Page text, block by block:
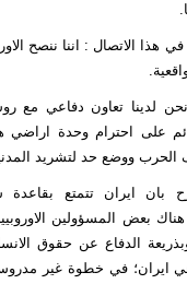
هذا الاتصال : اننا ننصح
نحن لدينا تعاون دفاعي مع
على احترام وحدة اراضي
الحرب ووضع حد لتشريد
ايران تتمتع بقاعدة
بعض المسؤولين
الدفاع عن حقوق
ايران؛ في خطوة غير مدروسة